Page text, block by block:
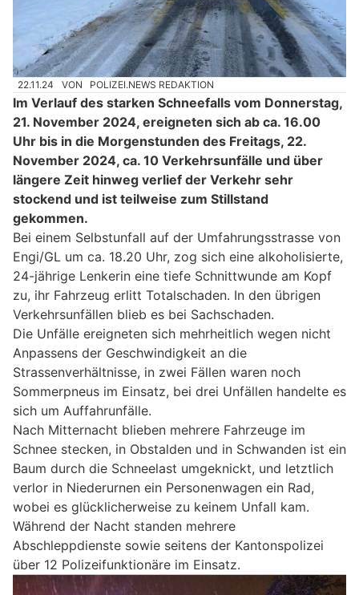
22.11.24 VON POLIZEI.NEWS REDAKTION
Im Verlauf des starken Schneefalls vom Donnerstag,
21. November 2024, ereigneten sich ab ca. 16.00
Uhr bis in die Morgenstunden des Freitags, 22.
November 2024, ca. 10 Verkehrsunfälle und über
längere Zeit hinweg verlief der Verkehr sehr
stockend und ist teilweise zum Stillstand
gekommen.
Bei einem Selbstunfall auf der Umfahrungsstrasse von
Engi/GL um ca. 18.20 Uhr, zog sich eine alkoholisierte,
24-jährige Lenkerin eine tiefe Schnittwunde am Kopf
zu, ihr Fahrzeug erlitt Totalschaden. In den übrigen
Verkehrsunfällen blieb es bei Sachschaden.
Die Unfälle ereigneten sich mehrheitlich wegen nicht
Anpassens der Geschwindigkeit an die
Strassenverhältnisse, in zwei Fällen waren noch
Sommerpneus im Einsatz, bei drei Unfällen handelte es
sich um Auffahrunfälle.
Nach Mitternacht blieben mehrere Fahrzeuge im
Schnee stecken, in Obstalden und in Schwanden ist ein
Baum durch die Schneelast umgeknickt, und letztlich
verlor in Niederurnen ein Personenwagen ein Rad,
wobei es glücklicherweise zu keinem Unfall kam.
Während der Nacht standen mehrere
Abschleppdienste sowie seitens der Kantonspolizei
über 12 Polizeifunktionäre im Einsatz.